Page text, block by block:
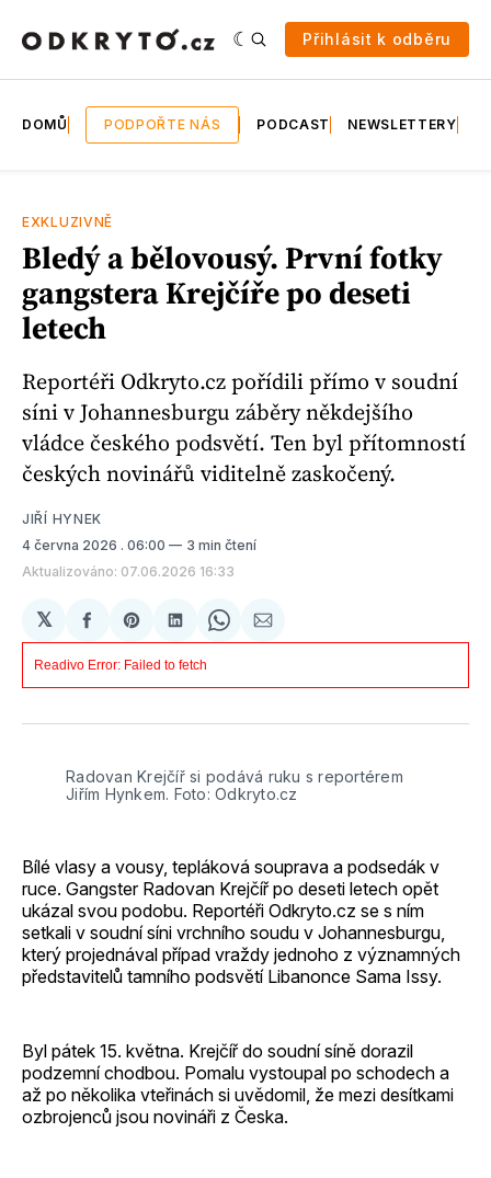
Přihlásit k odběru
DOMŮ PODPOŘTE NÁS PODCAST NEWSLETTERY
EXKLUZIVNĚ
Bledý a bělovousý. První fotky
gangstera Krejčíře po deseti
letech
Reportéři Odkryto.cz pořídili přímo v soudní
síni v Johannesburgu záběry někdejšího
vládce českého podsvětí. Ten byl přítomností
českých novinářů viditelně zaskočený.
JIŘÍ HYNEK
4 června 2026 . 06:00
3 min čtení
Aktualizováno: 07.06.2026 16:33
𝕏
Sdílet
na
Facebooku
Share
on
Pinterest
Sdílet
na
LinkedIn
Share
on
Sdílet
e-
Radovan Krejčíř si podává ruku s reportérem
Jiřím Hynkem. Foto: Odkryto.cz
Bílé vlasy a vousy, tepláková souprava a podsedák v
ruce. Gangster Radovan Krejčíř po deseti letech opět
ukázal svou podobu. Reportéři Odkryto.cz se s ním
setkali v soudní síni vrchního soudu v Johannesburgu,
který projednával případ vraždy jednoho z významných
představitelů tamního podsvětí Libanonce Sama Issy.
Byl pátek 15. května. Krejčíř do soudní síně dorazil
podzemní chodbou. Pomalu vystoupal po schodech a
až po několika vteřinách si uvědomil, že mezi desítkami
ozbrojenců jsou novináři z Česka.